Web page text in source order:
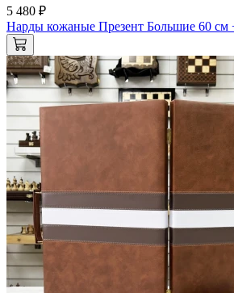
5 480 ₽
Нарды кожаные Презент Большие 60